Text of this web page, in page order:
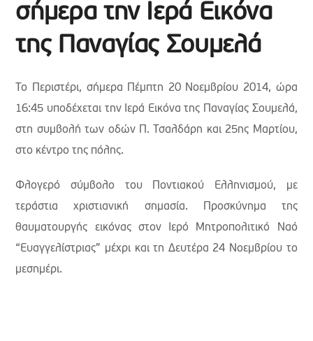
σήμερα την Ιερά Εικόνα
της Παναγίας Σουμελά
Το Περιστέρι, σήμερα Πέμπτη 20 Νοεμβρίου 2014, ώρα
16:45 υποδέχεται την Ιερά Εικόνα της Παναγίας Σουμελά,
στη συμβολή των οδών Π. Τσαλδάρη και 25ης Μαρτίου,
στο κέντρο της πόλης.
Φλογερό σύμβολο του Ποντιακού Ελληνισμού, με
τεράστια χριστιανική σημασία. Προσκύνημα της
θαυματουργής εικόνας στον Ιερό Μητροπολιτικό Ναό
“Ευαγγελίστριας” μέχρι και τη Δευτέρα 24 Νοεμβρίου το
μεσημέρι.